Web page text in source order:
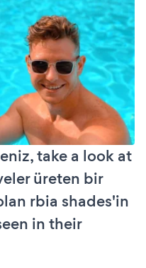
take a look at
üreten bir
rbia shades'in
in their